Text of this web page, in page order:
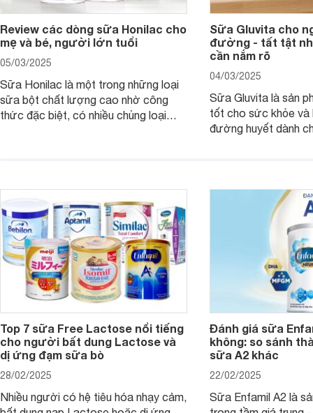
Review các dòng sữa Honilac cho
mẹ và bé, người lớn tuổi
05/03/2025
Sữa Honilac là một trong những loại
sữa bột chất lượng cao nhờ công
thức đặc biệt, có nhiều chủng loại
Sữa Gluvita cho
đường - tất tật
cần nắm rõ
04/03/2025
Sữa Gluvita là sản
tốt cho sức khỏe và
đường huyết dành
thể gì, hãy cùng
hiểu ngay trong bài
Top 7 sữa Free Lactose nổi tiếng
cho người bất dung Lactose và
dị ứng đạm sữa bò
28/02/2025
Nhiều người có hệ tiêu hóa nhạy cảm,
Đánh giá sữa
không: so sánh
sữa A2 khác
22/02/2025
Sữa Enfamil A2 là